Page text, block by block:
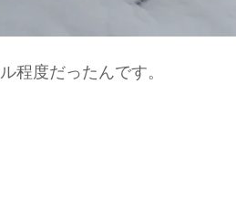
程度だったんです。